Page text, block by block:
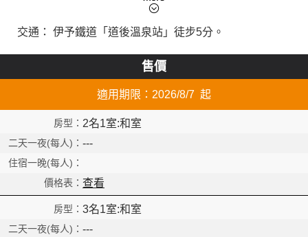
☆交通便捷! 距離道後溫泉站徒步僅需5分
交通： 伊予鐵道「道後溫泉站」徒步5分。
售價
適用期限：2026/8/7 起
2名1室:和室
---
查看
3名1室:和室
---